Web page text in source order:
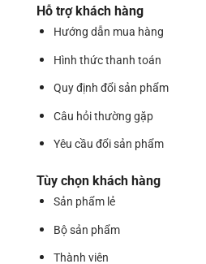
Hỗ trợ khách hàng
Hướng dẫn mua hàng
Hình thức thanh toán
Quy định đổi sản phẩm
Câu hỏi thường gặp
Yêu cầu đổi sản phẩm
Tùy chọn khách hàng
Sản phẩm lẻ
Bộ sản phẩm
Thành viên